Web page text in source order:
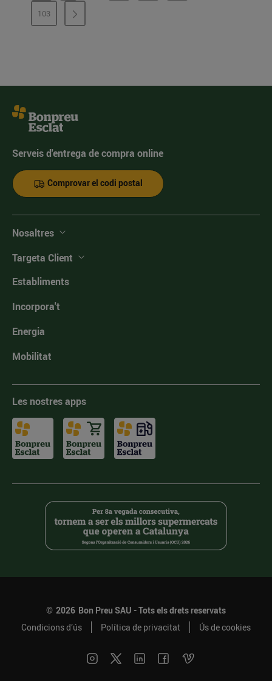
PÀGINA
103
Serveis d'entrega de compra online
Comprovar el codi postal
Nosaltres
Targeta Client
Establiments
Incorpora't
Energia
Mobilitat
Les nostres apps
© 2026 Bon Preu SAU - Tots els drets reservats
Condicions d’ús
Política de privacitat Ús de cookies